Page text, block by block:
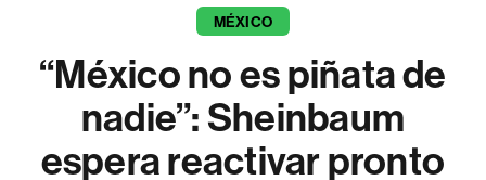
MÉXICO
“México no es piñata de
nadie”: Sheinbaum
espera reactivar pronto